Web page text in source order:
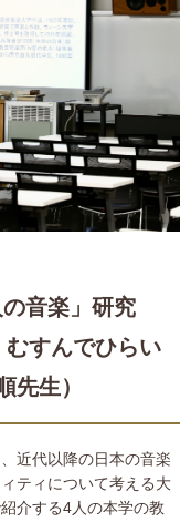
音楽」研究
むすんでひらい
先生）
近代以降の日本の音楽
ティについて考える大
介する4人の本学の教